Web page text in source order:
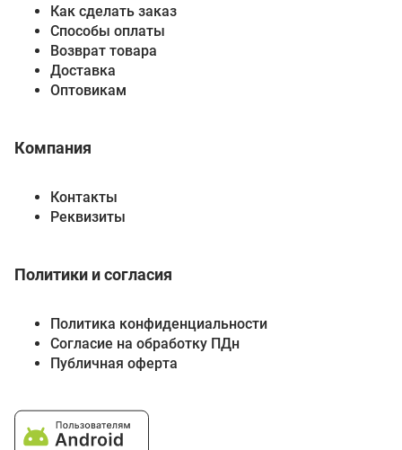
Как сделать заказ
Способы оплаты
Возврат товара
Доставка
Оптовикам
Компания
Контакты
Реквизиты
Политики и согласия
Политика конфиденциальности
Согласие на обработку ПДн
Публичная оферта